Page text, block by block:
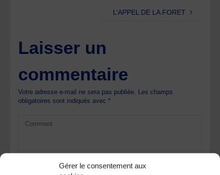
Gérer le consentement aux
L’APPEL DE LA FORET
Laisser un
commentaire
Votre adresse e-mail ne sera pas publiée. Les champs
obligatoires sont indiqués avec*